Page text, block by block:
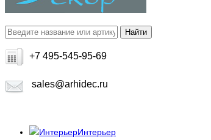
+7 495-545-95-69
sales@arhidec.ru
Интерьер